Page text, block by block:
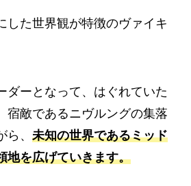
した世界観が特徴のヴァイキ
ダーとなって、はぐれていた
宿敵であるニヴルングの集落
、 未知の世界であるミッド
地を広げていきます。